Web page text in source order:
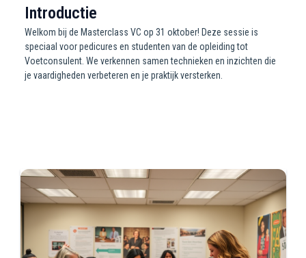
Introductie
Welkom bij de Masterclass VC op 31 oktober! Deze sessie is
speciaal voor pedicures en studenten van de opleiding tot
Voetconsulent. We verkennen samen technieken en inzichten die
je vaardigheden verbeteren en je praktijk versterken.